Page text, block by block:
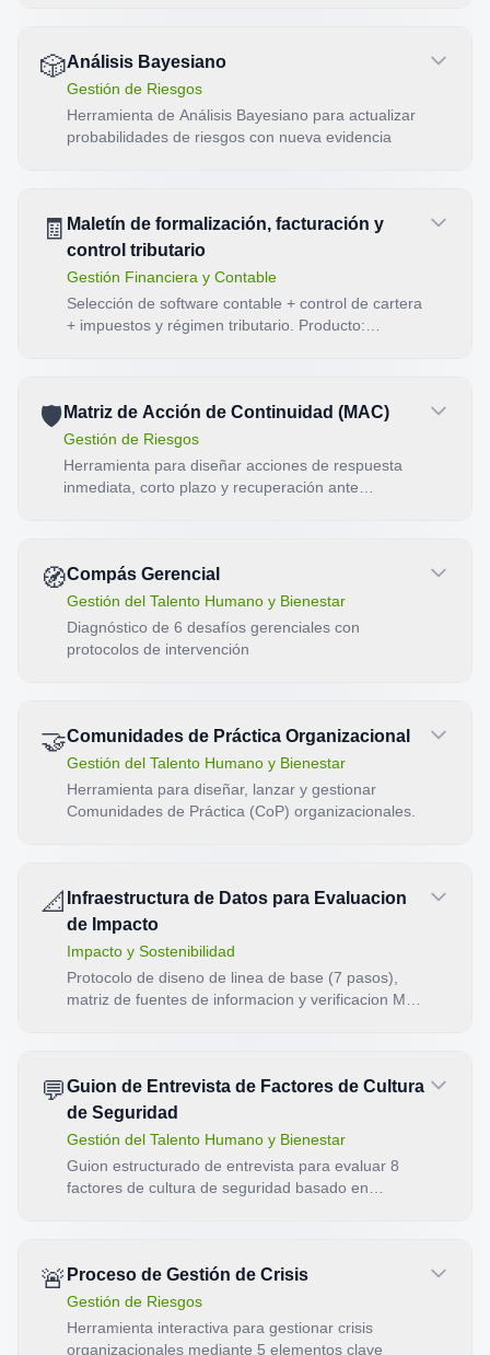
🎲Análisis Bayesiano
Gestión de Riesgos
Herramienta de Análisis Bayesiano para actualizar
probabilidades de riesgos con nueva evidencia
🧾 Maletín de formalización, facturación y
control tributario
Gestión Financiera y Contable
Selección de software contable + control de cartera
+ impuestos y régimen tributario. Producto:
🛡️ Matriz de Acción de Continuidad (MAC)
Gestión de Riesgos
Herramienta para diseñar acciones de respuesta
inmediata, corto plazo y recuperación ante
🧭Compás Gerencial
Gestión del Talento Humano y Bienestar
Diagnóstico de 6 desafíos gerenciales con
protocolos de intervención
🤝Comunidades de Práctica Organizacional
Gestión del Talento Humano y Bienestar
Herramienta para diseñar, lanzar y gestionar
Comunidades de Práctica (CoP) organizacionales.
📐 Infraestructura de Datos para Evaluacion
de Impacto
Impacto y Sostenibilidad
Protocolo de diseno de linea de base (7 pasos),
matriz de fuentes de informacion y verificacion M&E
💬Guion de Entrevista de Factores de Cultura
de Seguridad
Gestión del Talento Humano y Bienestar
Guion estructurado de entrevista para evaluar 8
factores de cultura de seguridad basado en
🚨 Proceso de Gestión de Crisis
Gestión de Riesgos
Herramienta interactiva para gestionar crisis
organizacionales mediante 5 elementos clave